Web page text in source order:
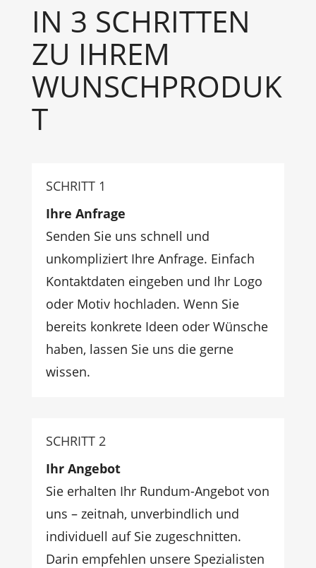
IN 3 SCHRITTEN
ZU IHREM
WUNSCHPRODUK
T
SCHRITT 1
Ihre Anfrage
Senden Sie uns schnell und
unkompliziert Ihre Anfrage. Einfach
Kontaktdaten eingeben und Ihr Logo
oder Motiv hochladen. Wenn Sie
bereits konkrete Ideen oder Wünsche
haben, lassen Sie uns die gerne
wissen.
SCHRITT 2
Ihr Angebot
Sie erhalten Ihr Rundum-Angebot von
uns – zeitnah, unverbindlich und
individuell auf Sie zugeschnitten.
Darin empfehlen unsere Spezialisten